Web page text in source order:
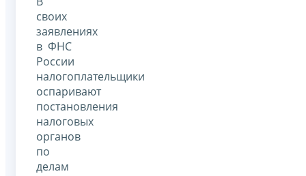
своих
заявлениях
в ФНС
России
налогоплательщики
оспаривают
постановления
налоговых
органов
по
делам